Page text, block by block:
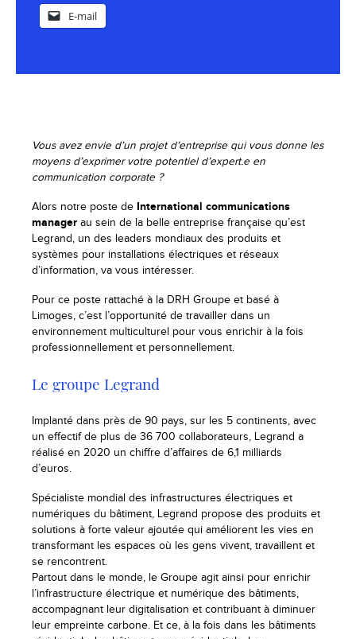
E-mail
Vous avez envie d’un projet d’entreprise qui vous donne les
moyens d’exprimer votre potentiel d’expert.e en
communication corporate ?
Alors notre poste de International communications
manager au sein de la belle entreprise française qu’est
Legrand, un des leaders mondiaux des produits et
systèmes pour installations électriques et réseaux
d’information, va vous intéresser.
Pour ce poste rattaché à la DRH Groupe et basé à
Limoges, c’est l’opportunité de travailler dans un
environnement multiculturel pour vous enrichir à la fois
professionnellement et personnellement.
Le groupe Legrand
Implanté dans près de 90 pays, sur les 5 continents, avec
un effectif de plus de 36 700 collaborateurs, Legrand a
réalisé en 2020 un chiffre d’affaires de 6,1 milliards
d’euros.
Spécialiste mondial des infrastructures électriques et
numériques du bâtiment, Legrand propose des produits et
solutions à forte valeur ajoutée qui améliorent les vies en
transformant les espaces où les gens vivent, travaillent et
se rencontrent.
Partout dans le monde, le Groupe agit ainsi pour enrichir
l’infrastructure électrique et numérique des bâtiments,
accompagnant leur digitalisation et contribuant à diminuer
leur empreinte carbone. Et ce, à la fois dans les bâtiments